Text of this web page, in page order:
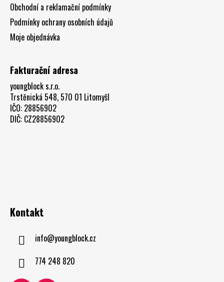
Obchodní a reklamační podmínky
Podmínky ochrany osobních údajů
Moje objednávka
Fakturační adresa
youngblock s.r.o.
Trstěnická 548, 570 01 Litomyšl
IČO: 28856902
DIČ: CZ28856902
Kontakt
info@youngblock.cz
774 248 820